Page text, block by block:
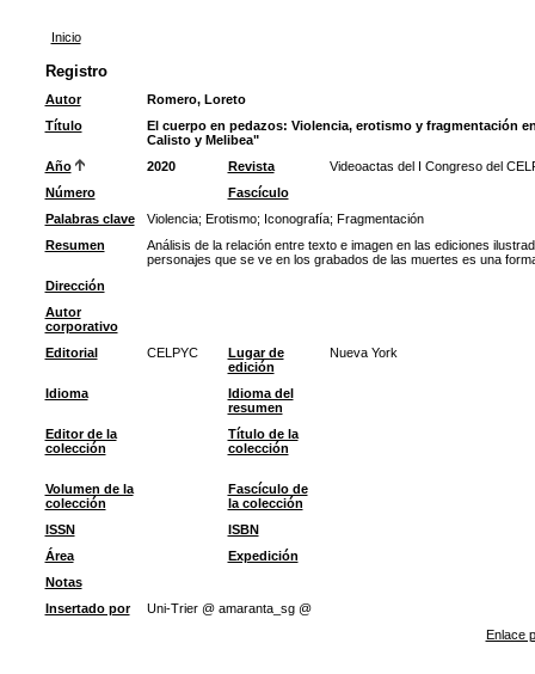
Inicio
Registro
Autor
Romero, Loreto
Título
El cuerpo en pedazos: Violencia, erotismo y fragmentación
Calisto y Melibea"
Año
2020 Revista
Videoactas del I Congreso del
Número
Fascículo
Palabras clave
Violencia; Erotismo; Iconografía; Fragmentación
Resumen
Análisis de la relación entre texto e imagen en las ediciones
personajes que se ve en los grabados de las muertes es una
Dirección
Autor
corporativo
Editorial
CELPYC
Lugar de
edición
Nueva York
Idioma
Idioma del
resumen
Editor de la
colección
Título de la
colección
Volumen de la
colección
Fascículo de
la colección
ISSN
ISBN
Área
Expedición
Notas
Insertado por
Uni-Trier @ amaranta_sg @
Enlace